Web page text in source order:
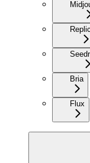
Bria
Flux